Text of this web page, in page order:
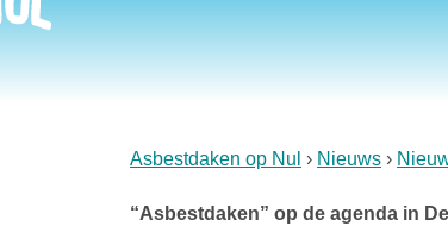
Asbestdaken op Nul Nieuws
“Asbestdaken” op de agenda in